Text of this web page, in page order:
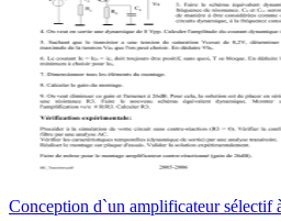
Conception d`un amplificateur sélectif